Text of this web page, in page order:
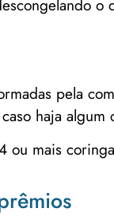
o
pela
haja
ou mais